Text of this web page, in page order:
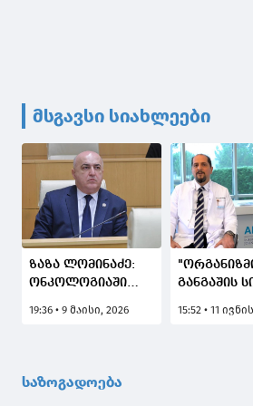
მსგავსი სიახლეები
ზაზა ლომინაძე:
ონკოლოგიაში
უფასო სკრინინგი
- ძუძუს კიბოს,
19:36 • 9 მაისი, 2026
განგაშის
15:52 • 11
საზოგადოება